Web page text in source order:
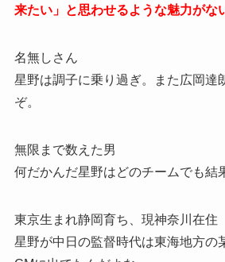
来たい」と思わせるような魅力がな
名無しさん
星野は調子に乗り過ぎ。また広岡達
ぞ。
無限まで数えた男
何だかんだ星野はどのチームでも結
東京生まれ静岡育ち、現神奈川在住
星野が中日の監督時代は東海地方の